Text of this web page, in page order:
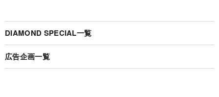
DIAMOND SPECIAL一覧
広告企画一覧